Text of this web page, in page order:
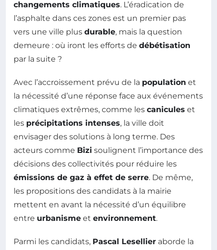
changements climatiques. L’éradication de
l’asphalte dans ces zones est un premier pas
vers une ville plus durable, mais la question
demeure : où iront les efforts de débétisation
par la suite ?
Avec l’accroissement prévu de la population et
la nécessité d’une réponse face aux événements
climatiques extrêmes, comme les canicules et
les précipitations intenses, la ville doit
envisager des solutions à long terme. Des
acteurs comme Bizi soulignent l’importance des
décisions des collectivités pour réduire les
émissions de gaz à effet de serre. De même,
les propositions des candidats à la mairie
mettent en avant la nécessité d’un équilibre
entre urbanisme et environnement.
Parmi les candidats, Pascal Lesellier aborde la